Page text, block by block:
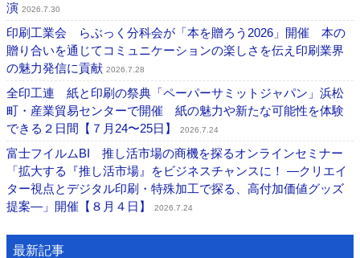
演 2026.7.30
印刷工業会 らぶっく分科会が「本を贈ろう2026」開催 本の
贈り合いを通じてコミュニケーションの楽しさを伝え印刷業界
の魅力発信に貢献 2026.7.28
全印工連 紙と印刷の祭典「ペーパーサミットジャパン」浜松
町・産業貿易センターで開催 紙の魅力や新たな可能性を体験
できる２日間【７月24〜25日】
2026.7.24
富士フイルムBI 推し活市場の商機を探るオンラインセミナー
「拡大する『推し活市場』をビジネスチャンスに！ ―クリエイ
ター視点とデジタル印刷・特殊加工で探る、高付加価値グッズ
提案―」開催【８月４日】
2026.7.24
最新記事